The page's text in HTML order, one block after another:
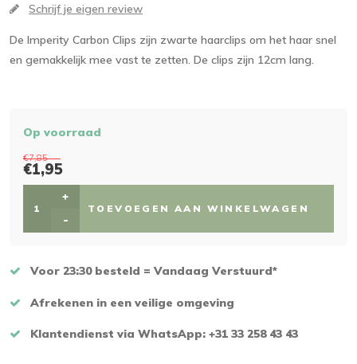
Schrijf je eigen review
De Imperity Carbon Clips zijn zwarte haarclips om het haar snel
en gemakkelijk mee vast te zetten. De clips zijn 12cm lang.
Op voorraad
€7,85
€1,95
+
-
TOEVOEGEN AAN WINKELWAGEN
Voor 23:30 besteld = Vandaag Verstuurd*
Afrekenen in een veilige omgeving
Klantendienst via WhatsApp: +31 33 258 43 43